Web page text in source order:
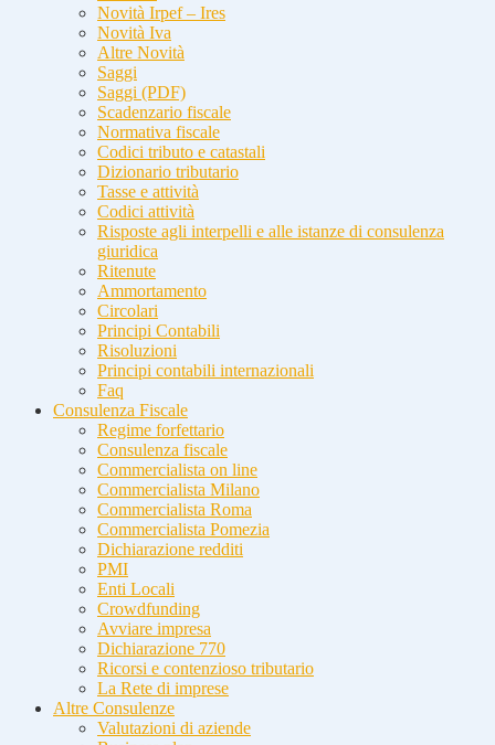
Novità Irpef – Ires
Novità Iva
Altre Novità
Saggi
Saggi (PDF)
Scadenzario fiscale
Normativa fiscale
Codici tributo e catastali
Dizionario tributario
Tasse e attività
Codici attività
Risposte agli interpelli e alle istanze di consulenza
giuridica
Ritenute
Ammortamento
Circolari
Principi Contabili
Risoluzioni
Principi contabili internazionali
Faq
Consulenza Fiscale
Regime forfettario
Consulenza fiscale
Commercialista on line
Commercialista Milano
Commercialista Roma
Commercialista Pomezia
Dichiarazione redditi
PMI
Enti Locali
Crowdfunding
Avviare impresa
Dichiarazione 770
Ricorsi e contenzioso tributario
La Rete di imprese
Altre Consulenze
Valutazioni di aziende